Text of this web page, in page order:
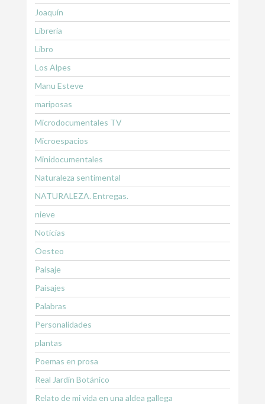
Joaquín
Librería
Libro
Los Alpes
Manu Esteve
mariposas
Microdocumentales TV
Microespacios
Minidocumentales
Naturaleza sentimental
NATURALEZA. Entregas.
nieve
Noticias
Oesteo
Paisaje
Paisajes
Palabras
Personalidades
plantas
Poemas en prosa
Real Jardín Botánico
Relato de mi vida en una aldea gallega